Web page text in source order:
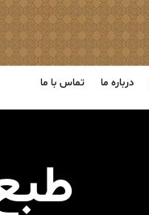
درباره ما تماس با ما